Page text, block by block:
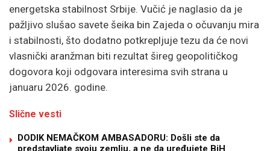
energetska stabilnost Srbije. Vučić je naglasio da je
pažljivo slušao savete šeika bin Zajeda o očuvanju mira
i stabilnosti, što dodatno potkrepljuje tezu da će novi
vlasnički aranžman biti rezultat šireg geopolitičkog
dogovora koji odgovara interesima svih strana u
januaru 2026. godine.
Slične vesti
DODIK NEMAČKOM AMBASADORU: Došli ste da
predstavljate svoju zemlju, a ne da uređujete BiH